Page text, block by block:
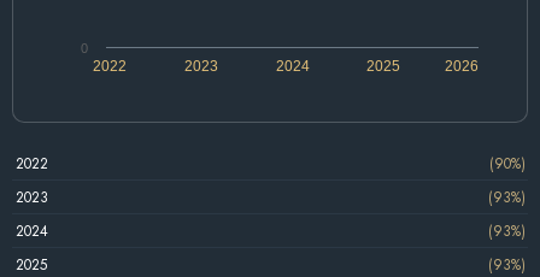
2022 2024 2026
2023 2025
0
2022
(90%)
2023
(93%)
2024
(93%)
2025
(93%)